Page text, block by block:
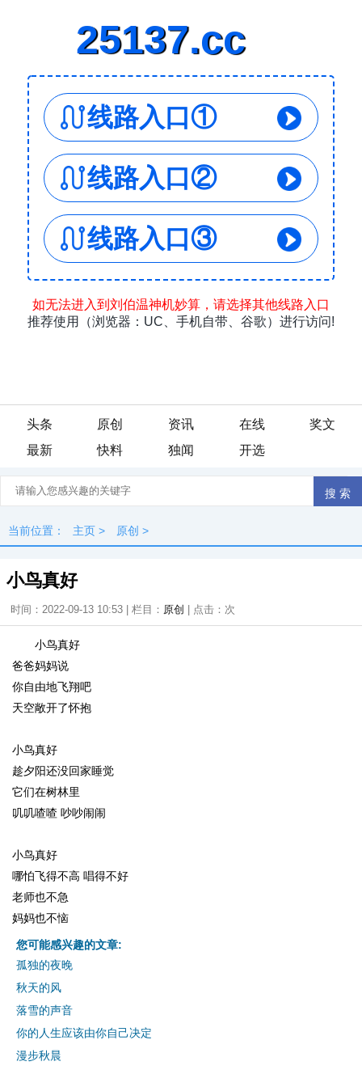
头条 原创 资讯 在线
奖文
最新
快料 独闻 开选
当前位置： 主页 > 原创 >
小鸟真好
时间：2022-09-13 10:53 | 栏目： 原创 | 点击： 次
小鸟真好
爸爸妈妈说
你自由地飞翔吧
天空敞开了怀抱
小鸟真好
趁夕阳还没回家睡觉
它们在树林里
叽叽喳喳 吵吵闹闹
小鸟真好
哪怕飞得不高 唱得不好
老师也不急
妈妈也不恼
您可能感兴趣的文章:
孤独的夜晚
秋天的风
落雪的声音
你的人生应该由你自己决定
漫步秋晨